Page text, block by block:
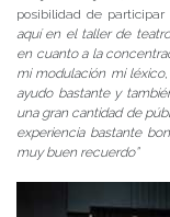
posibilidad de
aquí en el taller de
en cuanto a la
mi modulación mi
ayudo bastante y
una gran cantidad de
experiencia bastante
muy buen recuerdo”